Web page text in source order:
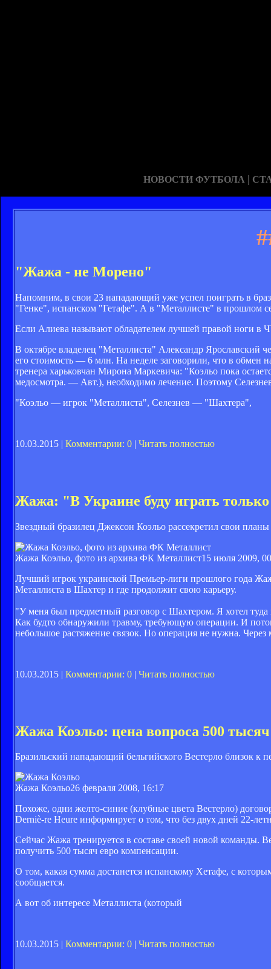
НОВОСТИ ФУТБОЛА |
"Жажа - не Морено"
Напомним, в свои 23 нападающий уже успел поиграть в
"Генке", испанском "Гетафе". А в "Металлисте" в прошлом
Если Алиева называют обладателем лучшей правой ноги в
В октябре владелец "Металлиста" Александр Ярославский
его стоимость — 6 млн. На неделе заговорили, что в
тренера харьковчан Мирона Маркевича: "Коэльо пока
медосмотра. — Авт.), необходимо лечение. Поэтому
"Коэльо — игрок "Металлиста", Селезнев — "Шахтера",
10.03.2015 | Комментарии: 0 | Читать полностью
Жажа: "В Украине буду играть
Звездный бразилец Джексон Коэльо рассекретил свои
Жажа Коэльо, фото из архива ФК Металлист15 июля 2009,
Лучший игрок украинской Премьер-лиги прошлого года
Металлиста в Шахтер и где продолжит свою карьеру.
"У меня был предметный разговор с Шахтером. Я хотел
Как будто обнаружили травму, требующую операции. И
небольшое растяжение связок. Но операция не нужна. Через
10.03.2015 | Комментарии: 0 | Читать полностью
Жажа Коэльо: цена вопроса 500 тысяч
Бразильский нападающий бельгийского Вестерло близок к
Жажа Коэльо26 февраля 2008, 16:17
Похоже, одни желто-синие (клубные цвета Вестерло)
Derniè-re Heure информирует о том, что без двух дней 22-
Сейчас Жажа тренируется в составе своей новой команды.
получить 500 тысяч евро компенсации.
О том, какая сумма достанется испанскому Хетафе, с
сообщается.
А вот об интересе Металлиста (который
10.03.2015 | Комментарии: 0 | Читать полностью